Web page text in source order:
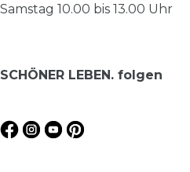
Samstag 10.00 bis 13.00 Uhr
SCHÖNER LEBEN. folgen